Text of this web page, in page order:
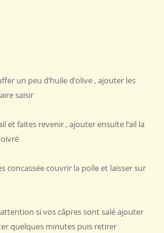
un peu d’huile d’olive , ajouter les
saisir
et faites revenir , ajouter ensuite l’ail la
concassée couvrir la poile et laisser sur
si vos câpres sont salé ajouter
quelques minutes puis retirer